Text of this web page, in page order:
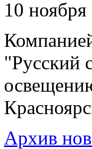
10 ноября
"Русский
Архив